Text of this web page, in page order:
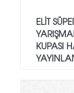
ELIT
KUPASI